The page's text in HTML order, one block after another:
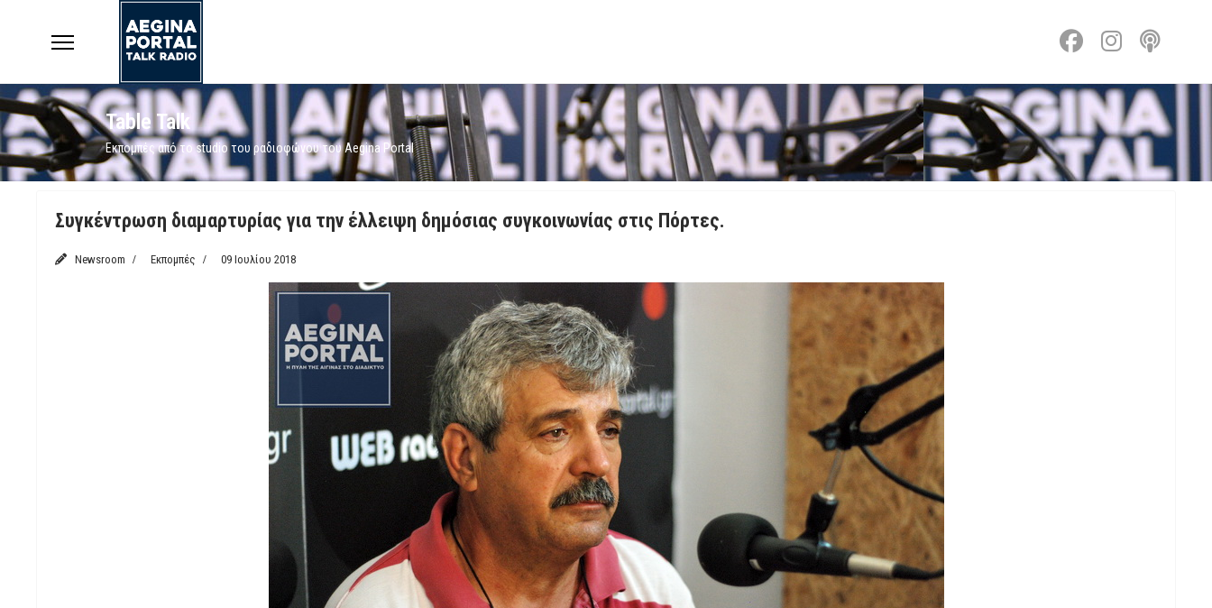
Table Talk
Εκπομπές από το studio του ραδιοφώνου του Aegina Portal
Featured
Συγκέντρωση διαμαρτυρίας για την έλλειψη δημόσιας συγκοινωνίας στις Πόρτες.
Newsroom Εκπομπές 09 Ιουλίου 2018